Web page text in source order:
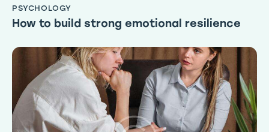
PSYCHOLOGY
How to build strong emotional resilience